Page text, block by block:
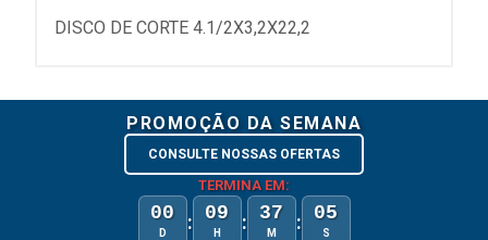
DISCO DE CORTE 4.1/2X3,2X22,2
PROMOÇÃO DA SEMANA
CONSULTE NOSSAS OFERTAS
TERMINA EM:
00
D : 09
H : 37
M : 05
S